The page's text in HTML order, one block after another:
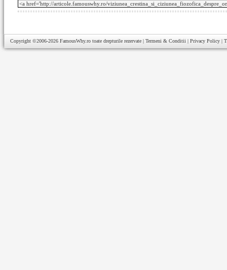
Copyright ©2006-2026 FamousWhy.ro toate drepturile rezervate | Termeni & Conditii | Privacy Policy |